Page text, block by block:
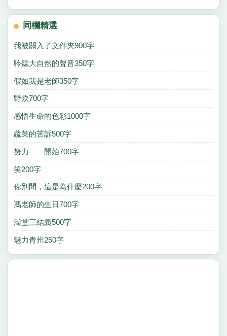
同欄精選
我被關入了文件夾900字
聆聽大自然的聲音350字
假如我是老師350字
野炊700字
感悟生命的色彩1000字
蔬菜的苦訴500字
努力——開始700字
笑200字
你別問，這是為什麼200字
馮老師的生日700字
澡堂三結義500字
魅力青州250字